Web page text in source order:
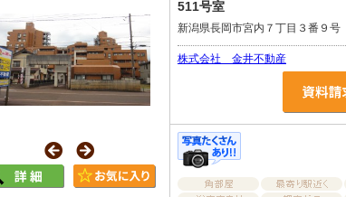
511号室
新潟県長岡市宮内７丁目３番９号
株式会社 金井不動産